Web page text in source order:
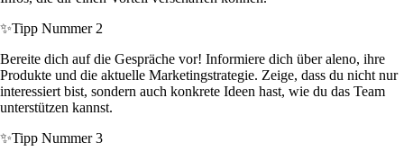
✨Tipp Nummer 2
Bereite dich auf die Gespräche vor! Informiere dich über aleno, ihre
Produkte und die aktuelle Marketingstrategie. Zeige, dass du nicht nur
interessiert bist, sondern auch konkrete Ideen hast, wie du das Team
unterstützen kannst.
✨Tipp Nummer 3